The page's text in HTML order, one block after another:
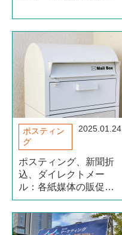
ポスティン
グ
2025.01.24
ポスティング、新聞折
込、ダイレクトメー
ル：各紙媒体の販促効
果と使い分け術